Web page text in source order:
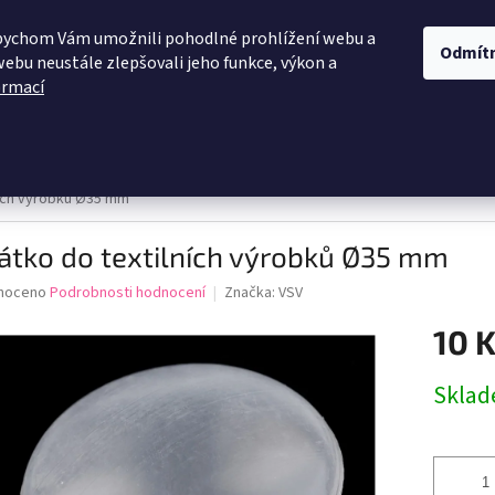
Vám umožnili pohodlné prohlížení webu a
neustále zlepšovali jeho funkce, výkon a
výrobků Ø35 mm
do textilních výrobků Ø35 mm
Podrobnosti hodnocení Značka: VSV
10
cena: